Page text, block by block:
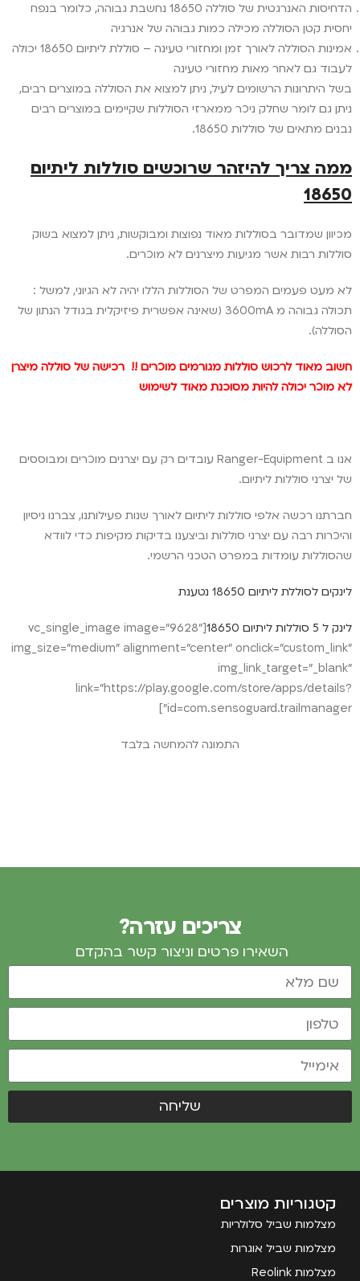
הדחיסות האנרגטית של סוללה 18650 נחשבת גבוהה, כלומר בנפח
יחסית קטן הסוללה מכילה כמות גבוהה של אנרגיה
אמינות הסוללה לאורך זמן ומחזורי טעינה – סוללת ליתיום 18650 יכולה
לעבוד גם לאחר מאות מחזורי טעינה
בשל היתרונות הרשומים לעיל, ניתן למצוא את הסוללה במוצרים רבים,
ניתן גם לומר שחלק ניכר ממארזי הסוללות שקיימים במוצרים רבים
נבנים מתאים של סוללות 18650.
ממה צריך להיזהר שרוכשים סוללות ליתיום
18650
מכיוון שמדובר בסוללות מאוד נפוצות ומבוקשות, ניתן למצוא בשוק
סוללות רבות אשר מגיעות מיצרנים לא מוכרים.
לא מעט פעמים המפרט של הסוללות הללו יהיה לא הגיוני, למשל :
תכולה גבוהה מ 3600mA (שאינה אפשרית פיזיקלית בגודל הנתון של
הסוללה).
חשוב מאוד לרכוש סוללות מגורמים מוכרים !! רכישה של סוללה מיצרן
לא מוכר יכולה להיות מסוכנת מאוד לשימוש
אנו ב Ranger-Equipment עובדים רק עם יצרנים מוכרים ומבוססים
של יצרני סוללות ליתיום.
חברתנו רכשה אלפי סוללות ליתיום לאורך שנות פעילותנו, צברנו ניסיון
והיכרות רבה עם יצרני סוללות וביצענו בדיקות מקיפות כדי לוודא
שהסוללות עומדות במפרט הטכני הרשמי.
לינקים לסוללת ליתיום 18650 נטענת
לינק ל 5 סוללות ליתיום 18650
[vc_single_image image="9628"
img_size="medium" alignment="center" onclick="custom_link"
img_link_target="_blank"
link="https://play.google.com/store/apps/details?
id=com.sensoguard.trailmanager"]
התמונה להמחשה בלבד
שליחה
צריכים עזרה?
השאירו פרטים וניצור קשר בהקדם
קטגוריות מוצרים
מצלמות שביל סלולריות
מצלמות שביל אוגרות
מצלמות Reolink